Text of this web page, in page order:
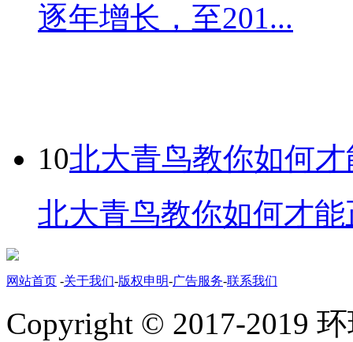
逐年增长，至201...
10北大青鸟教你如何
北大青鸟教你如何才
网站首页 -关于我们-版权申明-广告服务-联系我们
Copyright © 2017-2019